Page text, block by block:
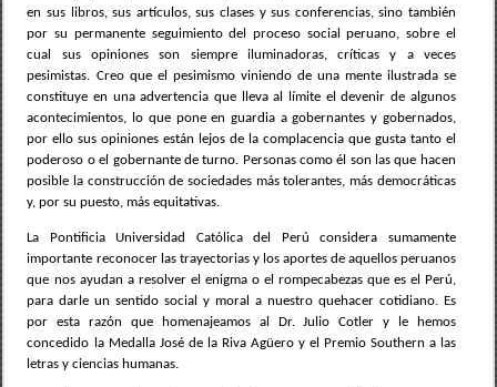
en sus libros, sus artículos, sus clases y sus conferencias, sino también
por su permanente seguimiento del proceso social peruano, sobre el
cual sus opiniones son siempre iluminadoras, críticas y a veces
pesimistas. Creo que el pesimismo viniendo de una mente ilustrada se
constituye en una advertencia que lleva al límite el devenir de algunos
acontecimientos, lo que pone en guardia a gobernantes y gobernados,
por ello sus opiniones están lejos de la complacencia que gusta tanto el
poderoso o el gobernante de turno. Personas como él son las que hacen
posible la construcción de sociedades más tolerantes, más democráticas
y, por su puesto, más equitativas.
La Pontificia Universidad Católica del Perú considera sumamente
importante reconocer las trayectorias y los aportes de aquellos peruanos
que nos ayudan a resolver el enigma o el rompecabezas que es el Perú,
para darle un sentido social y moral a nuestro quehacer cotidiano. Es
por esta razón que homenajeamos al Dr. Julio Cotler y le hemos
concedido la Medalla José de la Riva Agüero y el Premio Southern a las
letras y ciencias humanas.